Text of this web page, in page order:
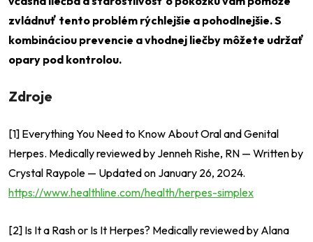
zvládnuť tento problém rýchlejšie a pohodlnejšie. S
kombináciou prevencie a vhodnej liečby môžete udržať
opary pod kontrolou.
Zdroje
[1] Everything You Need to Know About Oral and Genital
Herpes. Medically reviewed by Jenneh Rishe, RN — Written by
Crystal Raypole — Updated on January 26, 2024.
https://www.healthline.com/health/herpes-simplex
[2] Is It a Rash or Is It Herpes? Medically reviewed by Alana